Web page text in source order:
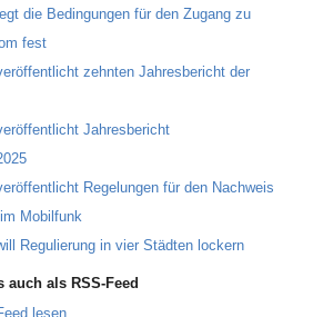
die Bedingungen für den Zugang zu
fest
zehnten Jahresbericht der
Jahresbericht
Regelungen für den Nachweis
Mobilfunk
Regulierung in vier Städten lockern
auch als RSS-Feed
lesen